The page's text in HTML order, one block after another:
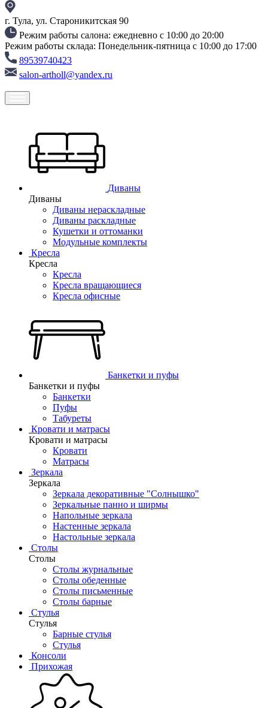
г. Тула, ул. Староникитская 90
Режим работы салона: ежедневно с 10:00 до 20:00
Режим работы склада: Понедельник-пятница с 10:00 до 17:00
89539740423
salon-artholl@yandex.ru
Диваны
Диваны
Диваны нераскладные
Диваны раскладные
Кушетки и оттоманки
Модульные комплекты
Кресла
Кресла
Кресла
Кресла вращающиеся
Кресла офисные
Банкетки и пуфы
Банкетки и пуфы
Банкетки
Пуфы
Табуреты
Кровати и матрасы
Кровати и матрасы
Кровати
Матрасы
Зеркала
Зеркала
Зеркала декоративные "Солнышко"
Зеркальные панно и ширмы
Напольные зеркала
Настенные зеркала
Настольные зеркала
Столы
Столы
Столы журнальные
Столы обеденные
Столы письменные
Столы барные
Стулья
Стулья
Барные стулья
Стулья
Консоли
Прихожая